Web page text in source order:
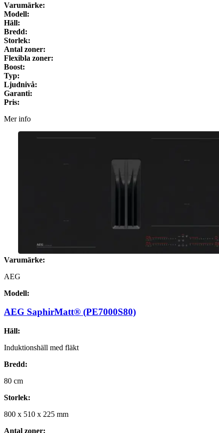
Varumärke:
Modell:
Häll:
Bredd:
Storlek:
Antal zoner:
Flexibla zoner:
Boost:
Typ:
Ljudnivå:
Garanti:
Pris:
Mer info
Varumärke:
AEG
Modell:
AEG SaphirMatt® (PE7000S80)
Häll:
Induktionshäll med fläkt
Bredd:
80 cm
Storlek:
800 x 510 x 225 mm
Antal zoner: